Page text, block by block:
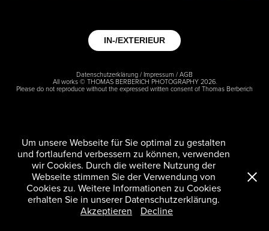
IN-/EXTERIEUR
Datenschutzerklärung / Impressum / AGB
All works © THOMAS BERBERICH PHOTOGRAPHY 2026.
Please do not reproduce without the expressed written consent of Thomas Berberich
Um unsere Webseite für Sie optimal zu gestalten
und fortlaufend verbessern zu können, verwenden
wir Cookies. Durch die weitere Nutzung der
Webseite stimmen Sie der Verwendung von
Cookies zu. Weitere Informationen zu Cookies
erhalten Sie in unserer Datenschutzerklärung.
Akzeptieren
Decline